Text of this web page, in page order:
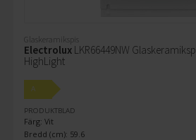
Glaskeramikspis
Electrolux LKR66449NW
HighLight
A
PRODUKTBLAD
Färg: Vit
Bredd (cm): 59.6